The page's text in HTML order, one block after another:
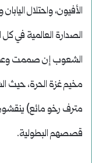
الأفيون، واحتلال
الصدارة العالمية في
الشعوب إن صممت
مخيم غزة الحرة، حيث
مترف رخو مائع) ينقشون
قصصهم البطولية.